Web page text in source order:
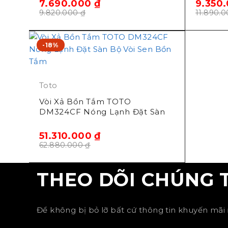
9.820.000₫
7.690.000₫
-18%
Toto
Vòi Xả Bồn Tắm TOTO
DM324CF Nóng Lạnh Đặt Sàn
62.880.000₫
51.310.000₫
THEO DÕI CHÚNG
Để không bị bỏ lỡ bất cứ thông tin khuyến mãi